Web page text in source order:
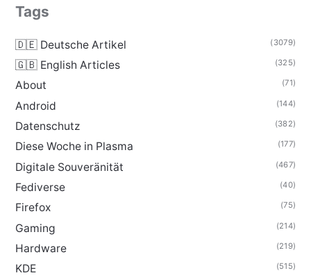
Tags
🇩🇪 Deutsche Artikel (3079)
🇬🇧 English Articles (325)
About (71)
Android (144)
Datenschutz (382)
Diese Woche in Plasma (177)
Digitale Souveränität (467)
Fediverse (40)
Firefox (75)
Gaming (214)
Hardware (219)
KDE (515)